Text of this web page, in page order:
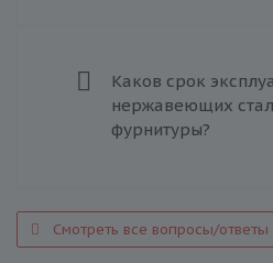
Каков срок
нержавеющих
фурнитуры?
Смотреть все вопросы/ответы